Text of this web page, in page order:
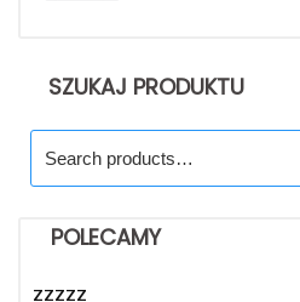
SZUKAJ PRODUKTU
for:
POLECAMY
zzzzz